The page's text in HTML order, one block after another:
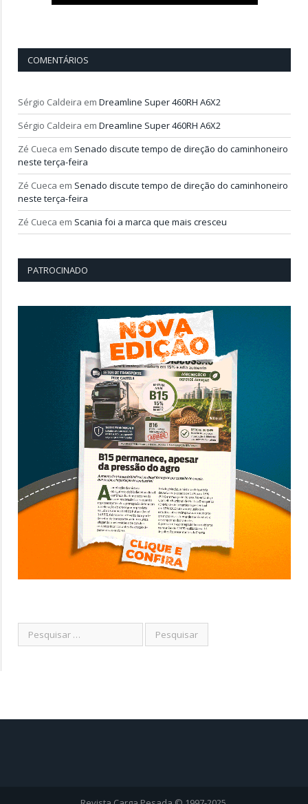
COMENTÁRIOS
Sérgio Caldeira em Dreamline Super 460RH A6X2
Sérgio Caldeira em Dreamline Super 460RH A6X2
Zé Cueca em Senado discute tempo de direção do caminhoneiro
neste terça-feira
Zé Cueca em Senado discute tempo de direção do caminhoneiro
neste terça-feira
Zé Cueca em Scania foi a marca que mais cresceu
PATROCINADO